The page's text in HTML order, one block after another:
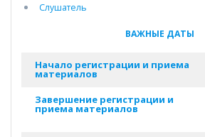
Слушатель
ВАЖНЫЕ ДАТЫ
Начало регистрации и приема
материалов
Завершение регистрации и
приема материалов